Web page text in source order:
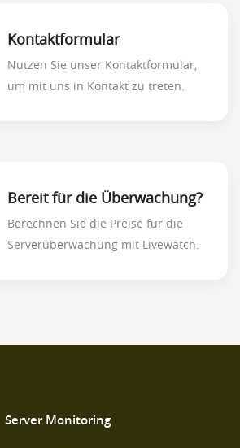
Kontaktformular
Nutzen Sie unser Kontaktformular,
um mit uns in Kontakt zu treten.
Bereit für die Überwachung?
Berechnen Sie die Preise für die
Serverüberwachung mit Livewatch.
Server Monitoring